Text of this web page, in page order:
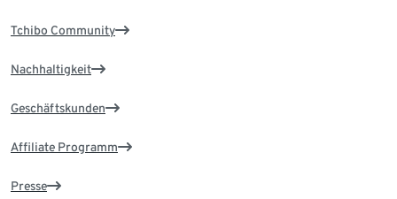
Tchibo Community
Nachhaltigkeit
Geschäftskunden
Affiliate Programm
Presse